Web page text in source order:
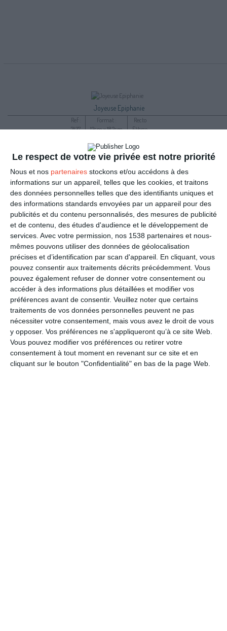
Le respect de votre vie privée est notre priorité
Nous et nos partenaires stockons et/ou accédons à des
informations sur un appareil, telles que les cookies, et traitons
des données personnelles telles que des identifiants uniques et
des informations standards envoyées par un appareil pour des
publicités et du contenu personnalisés, des mesures de publicité
et de contenu, des études d'audience et le développement de
services. Avec votre permission, nos 1538 partenaires et nous-
mêmes pouvons utiliser des données de géolocalisation
précises et d’identification par scan d'appareil. En cliquant, vous
pouvez consentir aux traitements décrits précédemment. Vous
pouvez également refuser de donner votre consentement ou
accéder à des informations plus détaillées et modifier vos
préférences avant de consentir. Veuillez noter que certains
traitements de vos données personnelles peuvent ne pas
nécessiter votre consentement, mais vous avez le droit de vous
y opposer. Vos préférences ne s'appliqueront qu’à ce site Web.
Vous pouvez modifier vos préférences ou retirer votre
consentement à tout moment en revenant sur ce site et en
cliquant sur le bouton "Confidentialité" en bas de la page Web.
Joyeuse Epiphanie
Ref :
7437
Format :
13cm x 18,2cm
Recto
&Verso
Joyeuse Epiphanie : C'est toi la reine !
Ref :
7436
Format :
13cm x 18,2cm
Recto
&Verso